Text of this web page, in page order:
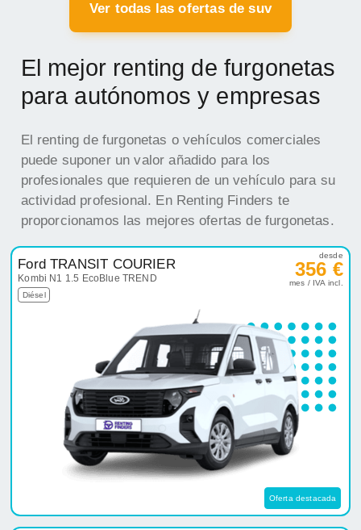
Ver todas las ofertas de suv
El mejor renting de furgonetas
para autónomos y empresas
El renting de furgonetas o vehículos comerciales
puede suponer un valor añadido para los
profesionales que requieren de un vehículo para su
actividad profesional. En Renting Finders te
proporcionamos las mejores ofertas de furgonetas.
Ford TRANSIT COURIER
Kombi N1 1.5 EcoBlue TREND
Diésel
desde
356 €
mes / IVA incl.
Oferta destacada